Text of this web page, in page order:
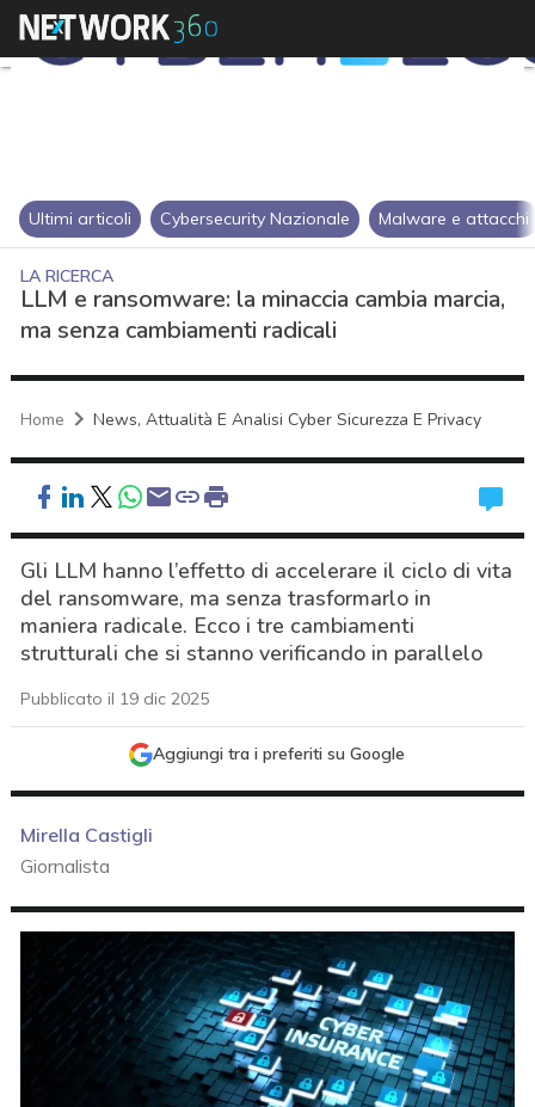
Ultimi articoli Cybersecurity Nazionale Malware e attacchi
LA RICERCA
LLM e ransomware: la minaccia cambia marcia,
ma senza cambiamenti radicali
Home News, Attualità E Analisi Cyber Sicurezza E Privacy
Gli LLM hanno l’effetto di accelerare il ciclo di vita
del ransomware, ma senza trasformarlo in
maniera radicale. Ecco i tre cambiamenti
strutturali che si stanno verificando in parallelo
Pubblicato il 19 dic 2025
Aggiungi tra i preferiti su Google
Mirella Castigli
Giornalista